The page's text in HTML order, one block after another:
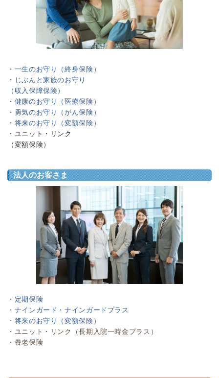
・ 一生のお守り（終身保険）
・ じぶんと家族のお守り
（収入保障保険）
・ 健康のお守り（医療保険）
・ 勇気のお守り（がん保険）
・ 将来のお守り（変額保険）
・ユニット・リンク
（変額保険）
法人のお客さま
・ 定期保険
・ ナインガード・ナインガードプラス
・ 将来のお守り（変額保険）
・ユニット・リンク（長期入院一時金プラス）
・養老保険